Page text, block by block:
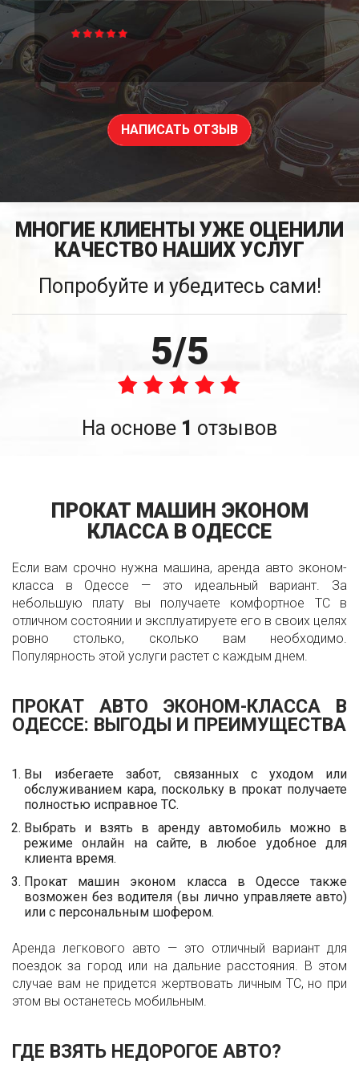
НАПИСАТЬ ОТЗЫВ
МНОГИЕ КЛИЕНТЫ УЖЕ ОЦЕНИЛИ
КАЧЕСТВО НАШИХ УСЛУГ
Попробуйте и убедитесь сами!
5/5
На основе 1 отзывов
ПРОКАТ МАШИН ЭКОНОМ
КЛАССА В ОДЕССЕ
Если вам срочно нужна машина, аренда авто эконом-
класса в Одессе — это идеальный вариант. За
небольшую плату вы получаете комфортное ТС в
отличном состоянии и эксплуатируете его в своих целях
ровно столько, сколько вам необходимо.
Популярность этой услуги растет с каждым днем.
ПРОКАТ АВТО ЭКОНОМ-КЛАССА В
ОДЕССЕ: ВЫГОДЫ И ПРЕИМУЩЕСТВА
Вы избегаете забот, связанных с уходом или
обслуживанием кара, поскольку в прокат получаете
полностью исправное ТС.
Выбрать и взять в аренду автомобиль можно в
режиме онлайн на сайте, в любое удобное для
клиента время.
Прокат машин эконом класса в Одессе также
возможен без водителя (вы лично управляете авто)
или с персональным шофером.
Аренда легкового авто — это отличный вариант для
поездок за город или на дальние расстояния. В этом
случае вам не придется жертвовать личным ТС, но при
этом вы останетесь мобильным.
ГДЕ ВЗЯТЬ НЕДОРОГОЕ АВТО?